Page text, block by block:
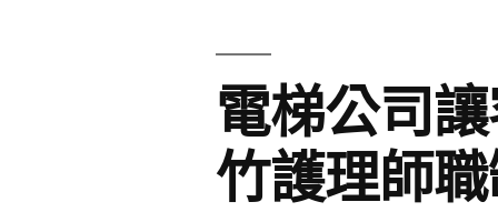
電梯公司
竹護理師